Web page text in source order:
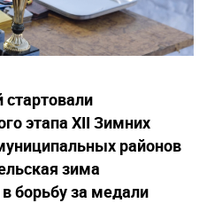
этапа XII Зимних
районов
зима
борьбу за медали